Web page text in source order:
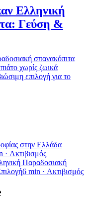
Ελληνική
Γεύση &
σπανακόπιτα
χωρίς ζωικά
επιλογή για το
στην Ελλάδα
· Ακτιβισμός
Παραδοσιακή
6 min · Ακτιβισμός